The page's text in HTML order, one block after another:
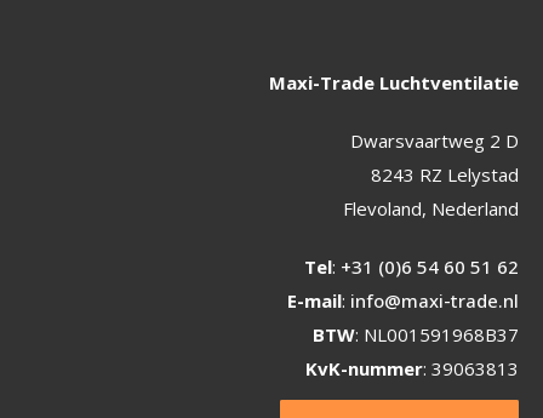
Maxi-Trade Luchtventilatie
Dwarsvaartweg 2 D
8243 RZ Lelystad
Flevoland, Nederland
Tel: +31 (0)6 54 60 51 62
E-mail: info@maxi-trade.nl
BTW: NL001591968B37
KvK-nummer: 39063813